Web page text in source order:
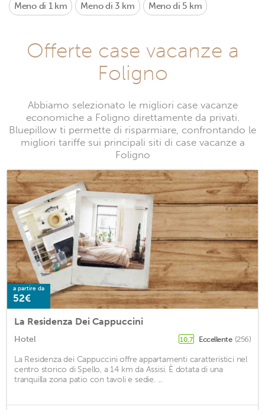
Meno di 1 km Meno di 3 km Meno di 5 km
Offerte case vacanze a
Foligno
Abbiamo selezionato le migliori case vacanze
economiche a Foligno direttamente da privati.
Bluepillow ti permette di risparmiare, confrontando le
migliori tariffe sui principali siti di case vacanze a
Foligno
a partire da
52€
La Residenza Dei Cappuccini
Hotel 10,7 Eccellente (256)
La Residenza dei Cappuccini offre appartamenti caratteristici nel
centro storico di Spello, a 14 km da Assisi. È dotata di una
tranquilla zona patio con tavoli e sedie. ...